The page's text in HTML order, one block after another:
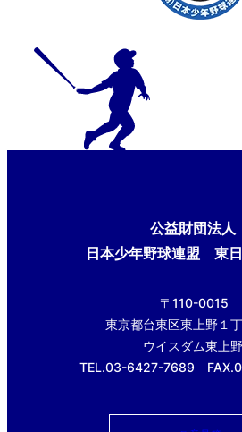
公益財団法人
日本少年野球連盟 東
〒110-0015
東京都台東区東上野１
ウイスダム東上
TEL.03-6427-7689